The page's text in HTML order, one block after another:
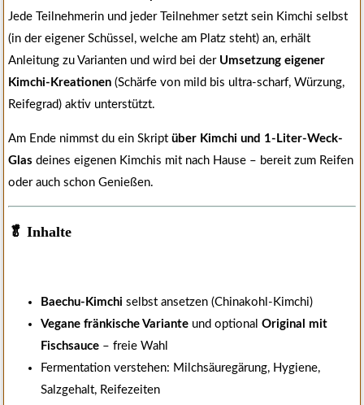
Jede Teilnehmerin und jeder Teilnehmer setzt sein Kimchi selbst
(in der eigener Schüssel, welche am Platz steht) an, erhält
Anleitung zu Varianten und wird bei der Umsetzung eigener
Kimchi-Kreationen (Schärfe von mild bis ultra-scharf, Würzung,
Reifegrad) aktiv unterstützt.
Am Ende nimmst du ein Skript über Kimchi und 1-Liter-Weck-
Glas deines eigenen Kimchis mit nach Hause – bereit zum Reifen
oder auch schon Genießen.
🥬 Inhalte
Baechu-Kimchi selbst ansetzen (Chinakohl-Kimchi)
Vegane fränkische Variante und optional Original mit
Fischsauce – freie Wahl
Fermentation verstehen: Milchsäuregärung, Hygiene,
Salzgehalt, Reifezeiten